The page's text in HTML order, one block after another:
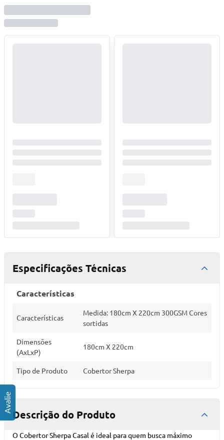
Especificações Técnicas
Características
Características
Medida: 180cm X 220cm 300GSM Cores
sortidas
Dimensões
(AxLxP)
180cm X 220cm
Tipo de Produto Cobertor Sherpa
Descrição do Produto
O Cobertor Sherpa Casal é ideal para quem busca máximo